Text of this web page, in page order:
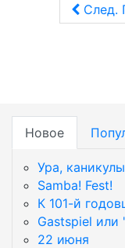
След.
Новое
Ура,
Samba! Fest!
К 101-й
Gastspiel или
22 июня